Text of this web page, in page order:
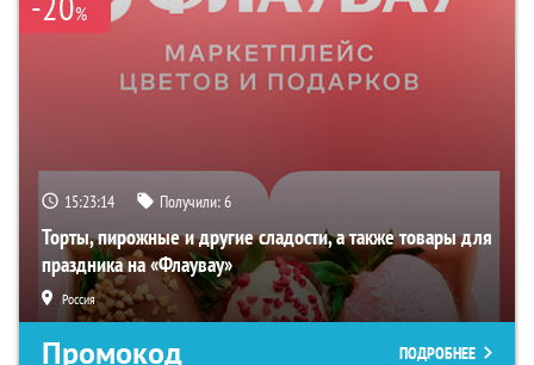
%
15:23:13 Получили:6
Торты, пирожные и другие сладости, а также товары для
праздника на «Флаувау»
Россия
Промокод ПОДРОБНЕЕ